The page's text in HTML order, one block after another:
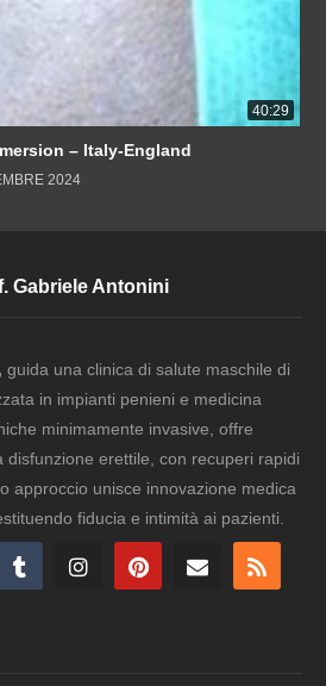
40:29
– Italy-England
2024
Gabriele Antonini
guida una clinica di salute maschile di
in impianti penieni e medicina
minimamente invasive, offre
disfunzione erettile, con recuperi rapidi
approccio unisce innovazione medica
fiducia e intimità ai pazienti.